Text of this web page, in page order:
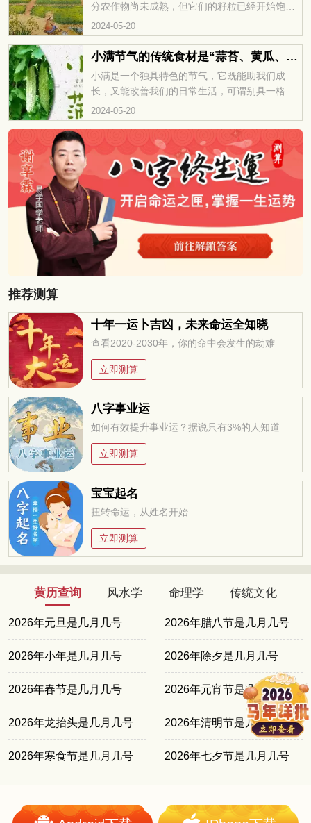
分农作物尚未成熟，但它们的籽粒已经开始饱
满。通过观察小满时节的作物生长情况，我们可
以初步推测当年的丰收状况，并更深入地了解夏
季的特点。
2024-05-20
小满节气的传统食材是“蒜苔、黄瓜、苦瓜”
小满是一个独具特色的节气，它既能助我们成
长，又能改善我们的日常生活，可谓别具一格。
在这个时节，我们可以获得丰富的学习经验和个
人成长。无论是农作物的丰收还是各种传统习俗
的学习，都让我们受益匪浅。小满时节，是一个
充满魅力的时间段，让我们不断发现新的可能
性。
2024-05-20
推荐测算
十年一运卜吉凶，未来命运全知晓
查看2020-2030年，你的命中会发生的劫难
立即测算
八字事业运
如何有效提升事业运？据说只有3%的人知道
立即测算
宝宝起名
扭转命运，从姓名开始
立即测算
黄历查询 风水学 命理学 传统文化
2026年元旦是几月几号 2026年腊八节是几月几号
2026年小年是几月几号 2026年除夕是几月几号
2026年春节是几月几号 2026年元宵节是几月几号
2026年龙抬头是几月几号 2026年清明节是几月几号
2026年寒食节是几月几号 2026年七夕节是几月几号